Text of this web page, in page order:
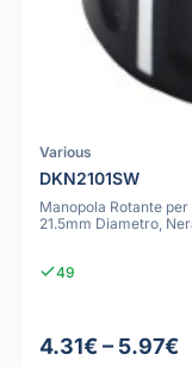
Various
DKN2101SW
Manopola Rotante
21.5mm Diametro,
49
4.31€ – 5.97€